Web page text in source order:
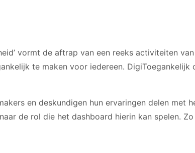
vormt de aftrap van een reeks activiteiten
te maken voor iedereen.
en deskundigen hun ervaringen delen met
de rol die het dashboard hierin kan spelen.